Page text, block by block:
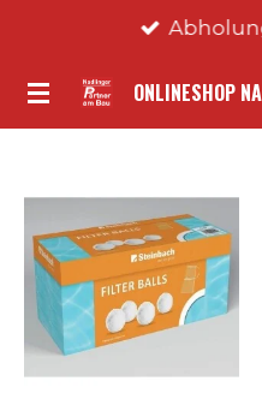
springen
ONLINESHOP